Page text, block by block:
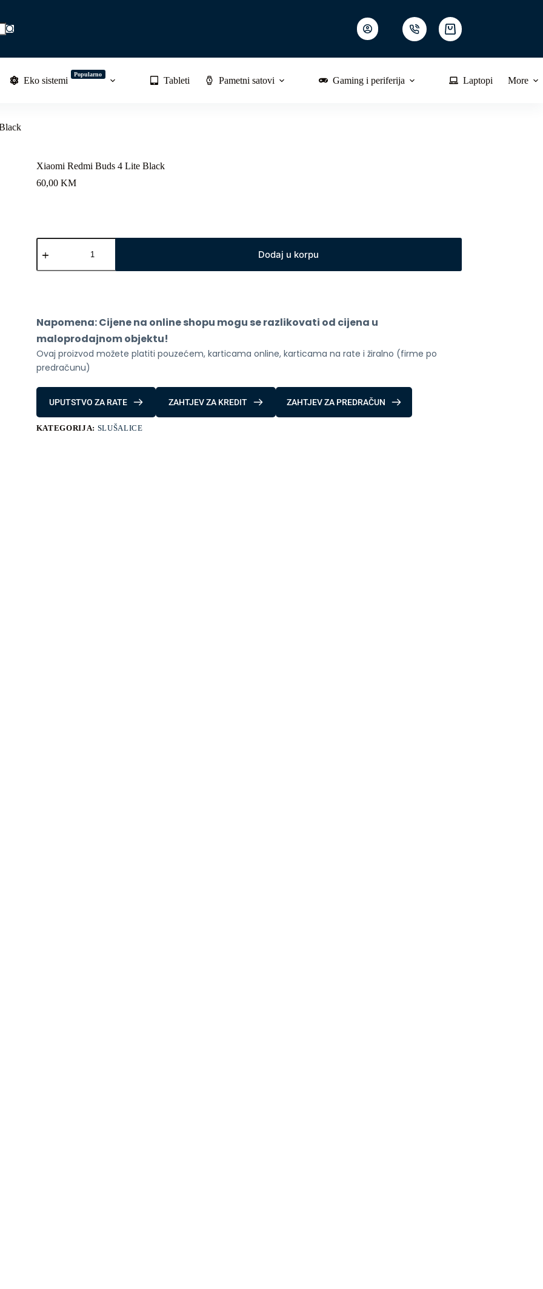
Shopping
cart
Eko sistemi
Popularno
Tableti Pametni satovi Gaming i periferija Laptopi More
Xiaomi Redmi Buds 4 Lite Black
60,00 KM
Xiaomi
Redmi
4
Dodaj u korpu
Napomena: Cijene na online shopu mogu se razlikovati od cijena u
maloprodajnom objektu!
Ovaj proizvod možete platiti pouzećem, karticama online, karticama na rate i žiralno (firme po
predračunu)
UPUTSTVO ZA RATE ZAHTJEV ZA KREDIT ZAHTJEV ZA PREDRAČUN
KATEGORIJA: SLUŠALICE